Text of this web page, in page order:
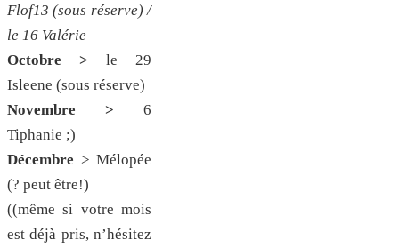
Flof13 (sous réserve) /
le 16 Valérie
Octobre > le 29
Isleene (sous réserve)
Novembre >
6
Tiphanie ;)
Décembre > Mélopée
(? peut être!)
((même si votre mois
est déjà pris, n’hésitez